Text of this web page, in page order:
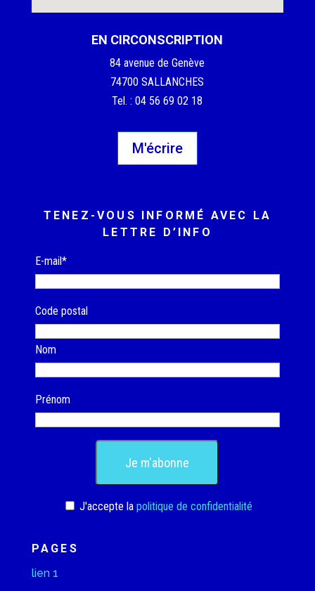
EN CIRCONSCRIPTION
84 avenue de Genève
74700 SALLANCHES
Tel. : 04 56 69 02 18
M'écrire
TENEZ-VOUS INFORMÉ AVEC LA
LETTRE D’INFO
E-mail*
Code postal
Nom
Prénom
J'accepte la politique de confidentialité
PAGES
lien 1